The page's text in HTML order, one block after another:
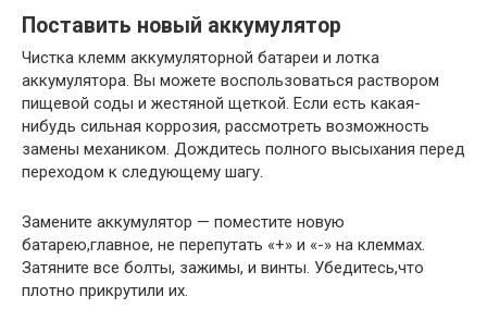
Поставить новый аккумулятор
Чистка клемм аккумуляторной батареи и лотка
аккумулятора. Вы можете воспользоваться раствором
пищевой соды и жестяной щеткой. Если есть какая-
нибудь сильная коррозия, рассмотреть возможность
замены механиком. Дождитесь полного высыхания перед
переходом к следующему шагу.
Замените аккумулятор — поместите новую
батарею,главное, не перепутать «+» и «-» на клеммах.
Затяните все болты, зажимы, и винты. Убедитесь,что
плотно прикрутили их.